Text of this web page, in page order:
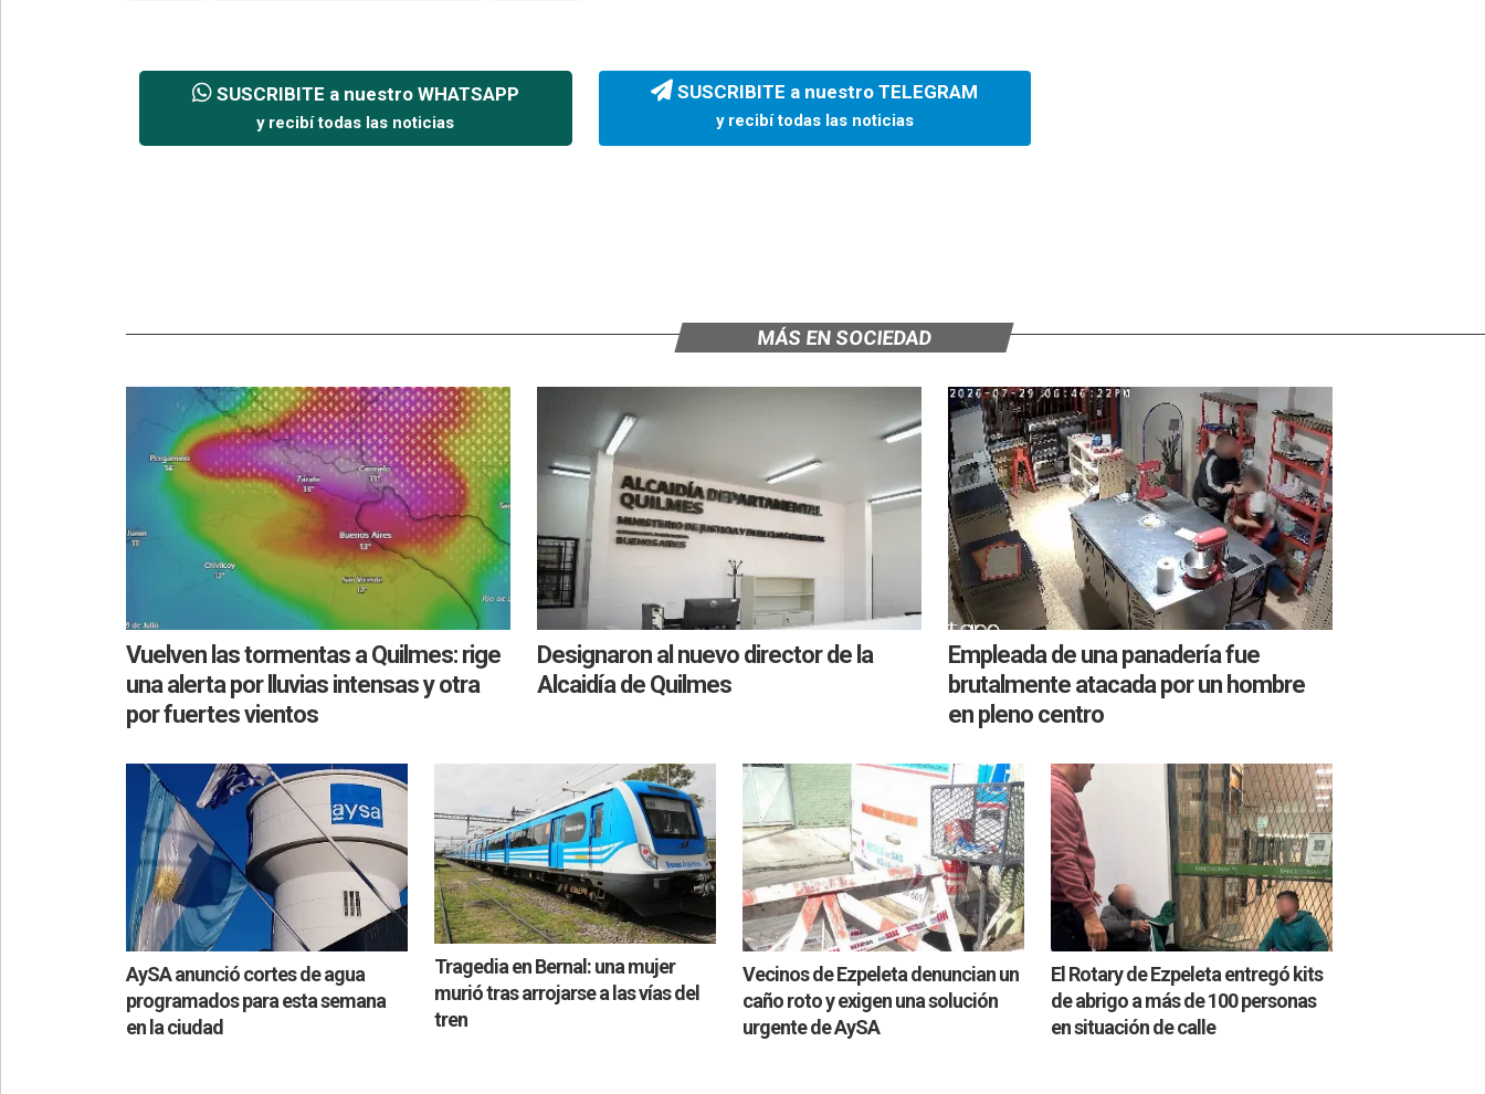
SUSCRIBITE a nuestro WHATSAPP
y recibí todas las noticias
SUSCRIBITE a nuestro TELEGRAM
y recibí todas las noticias
MÁS EN SOCIEDAD
Vuelven las tormentas a Quilmes: rige
una alerta por lluvias intensas y otra
por fuertes vientos
Designaron al nuevo director de la
Alcaidía de Quilmes
Empleada de una panadería fue
brutalmente atacada por un hombre
en pleno centro
AySA anunció cortes de agua
programados para esta semana
en la ciudad
Tragedia en Bernal: una mujer
murió tras arrojarse a las vías del
tren
Vecinos de Ezpeleta denuncian un
caño roto y exigen una solución
urgente de AySA
El Rotary de Ezpeleta entregó kits
de abrigo a más de 100 personas
en situación de calle